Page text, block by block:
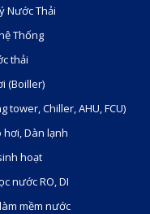
Nước Thải
Thống
thải
(Boiller)
Chiller, AHU, FCU)
hơi, Dàn lạnh
hoạt
nước RO, DI
mềm nước